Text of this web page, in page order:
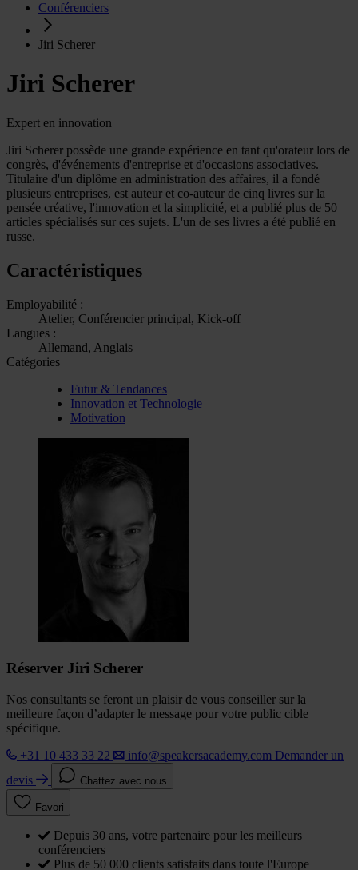
Conférenciers
Jiri Scherer
Jiri Scherer
Expert en innovation
Jiri Scherer possède une grande expérience en tant qu'orateur lors de
congrès, d'événements d'entreprise et d'occasions associatives.
Titulaire d'un diplôme en administration des affaires, il a fondé
plusieurs entreprises, est auteur et co-auteur de cinq livres sur la
pensée créative, l'innovation et la simplicité, et a publié plus de 50
articles spécialisés sur ces sujets. L'un de ses livres a été publié en
russe.
Caractéristiques
Employabilité :
Atelier, Conférencier principal, Kick-off
Langues :
Allemand, Anglais
Catégories
Futur & Tendances
Innovation et Technologie
Motivation
Réserver Jiri Scherer
Nos consultants se feront un plaisir de vous conseiller sur la
meilleure façon d’adapter le message pour votre public cible
spécifique.
+31 10 433 33 22
info@speakersacademy.com Demander un
devis
Chattez avec nous
Favori
Depuis 30 ans, votre partenaire pour les meilleurs
conférenciers
Plus de 50 000 clients satisfaits dans toute l'Europe